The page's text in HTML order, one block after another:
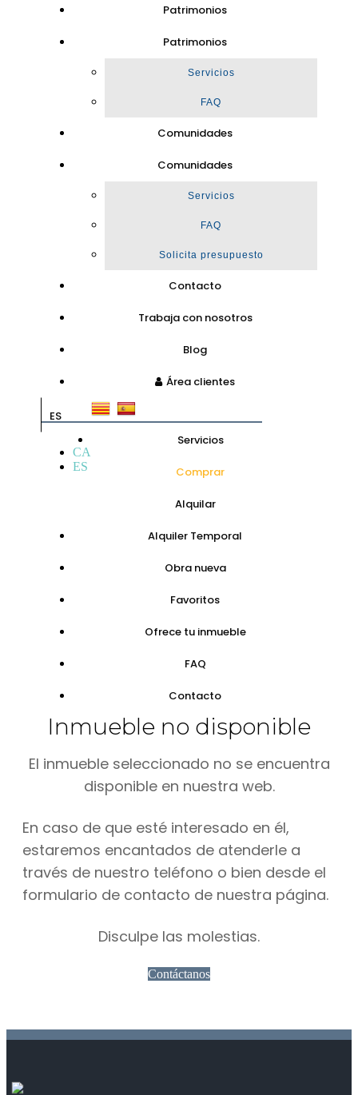
Patrimonios
Patrimonios
Servicios
FAQ
Comunidades
Comunidades
Servicios
FAQ
Solicita presupuesto
Contacto
Trabaja con nosotros
Blog
Área clientes
ES
CA
ES
Servicios
Comprar
Alquilar
Alquiler Temporal
Obra nueva
Favoritos
Ofrece tu inmueble
FAQ
Contacto
Inmueble no disponible
El inmueble seleccionado no se encuentra
disponible en nuestra web.
En caso de que esté interesado en él,
estaremos encantados de atenderle a
través de nuestro teléfono o bien desde el
formulario de contacto de nuestra página.
Disculpe las molestias.
Contáctanos